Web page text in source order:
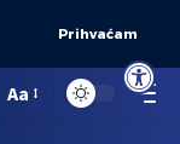
Open
Prihvaćam
Aa